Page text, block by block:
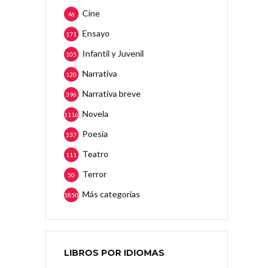
Cine
46
Ensayo
171
Infantil y Juvenil
105
Narrativa
120
Narrativa breve
396
Novela
1116
Poesía
537
Teatro
111
Terror
50
Más categorias
1850
LIBROS POR IDIOMAS